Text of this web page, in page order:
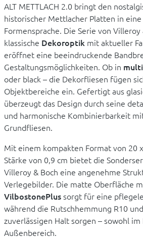
ALT METTLACH 2.0 bringt den
historischer Mettlacher Platten in
Formensprache. Die Serie von
klassische Dekoroptik mit aktueller
eröffnet eine beeindruckende
Gestaltungsmöglichkeiten. Ob in
oder black – die Dekorfliesen fügen
Objektbereiche ein. Gefertigt aus
überzeugt das Design durch seine
und harmonische Kombinierbarkeit
Grundfliesen.
Mit einem kompakten Format von 20
Stärke von 0,9 cm bietet die
Villeroy & Boch eine angenehme
Verlegebilder. Die matte Oberfläche
VilbostonePlussorgt für eine
während die Rutschhemmung R10
zuverlässigen Halt sorgen – sowohl im
Außenbereich.